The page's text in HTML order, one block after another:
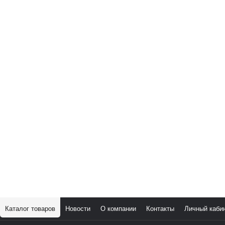
Каталог товаров Новости О компании Контакты Личный